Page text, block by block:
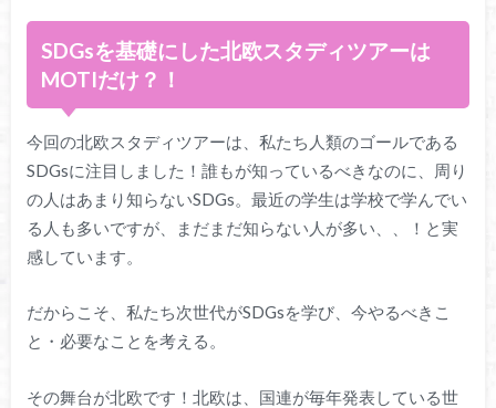
SDGsを基礎にした北欧スタディツアーは
MOTIだけ？！
今回の北欧スタディツアーは、私たち人類のゴールである
SDGsに注目しました！誰もが知っているべきなのに、周り
の人はあまり知らないSDGs。最近の学生は学校で学んでい
る人も多いですが、まだまだ知らない人が多い、、！と実
感しています。
だからこそ、私たち次世代がSDGsを学び、今やるべきこ
と・必要なことを考える。
その舞台が北欧です！北欧は、国連が毎年発表している世